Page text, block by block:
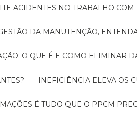
ACIDENTES NO TRABALHO
GESTÃO DA MANUTENÇÃO,
O QUE É E COMO ELIMINAR
INEFICIÊNCIA ELEVA OS
É TUDO QUE O PPCM